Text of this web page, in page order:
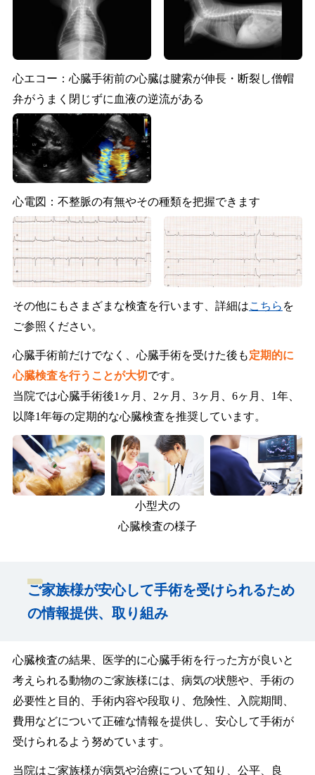
心エコー：心臓手術前の心臓は腱索が伸長・断裂し僧帽
弁がうまく閉じずに血液の逆流がある
心電図：不整脈の有無やその種類を把握できます
その他にもさまざまな検査を行います、詳細はこちら を
ご参照ください。
心臓手術前だけでなく、心臓手術を受けた後も定期的に
心臓検査を行うことが大切です。
当院では心臓手術後1ヶ月、2ヶ月、3ヶ月、6ヶ月、1年、
以降1年毎の定期的な心臓検査を推奨しています。
小型犬の
心臓検査の様子
ご家族様が安心して手術を受けられるため
の情報提供、取り組み
心臓検査の結果、医学的に心臓手術を行った方が良いと
考えられる動物のご家族様には、病気の状態や、手術の
必要性と目的、手術内容や段取り、危険性、入院期間、
費用などについて正確な情報を提供し、安心して手術が
受けられるよう努めています。
当院はご家族様が病気や治療について知り、公平、良